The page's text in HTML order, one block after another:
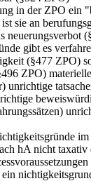
in der ZPO ein
ist sie an
neuerungsverbot
gibt es
(§477 ZPO)
ZPO)
unrichtige
im
hA nicht taxativ